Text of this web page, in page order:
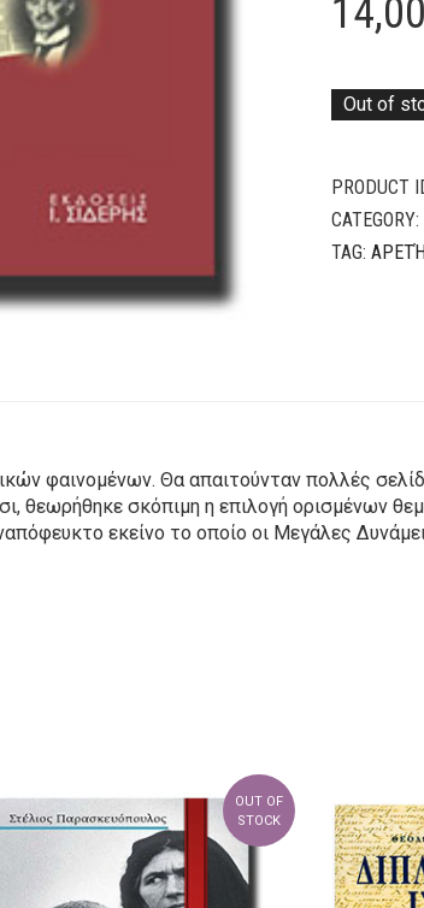
14,00
Out of
PRODUCT
CATEGORY:
TAG:
φαινομένων. Θα απαιτούνταν πολλές
θεωρήθηκε σκόπιμη η επιλογή ορισμένων
εκείνο το οποίο οι Μεγάλες
OUT OF
STOCK